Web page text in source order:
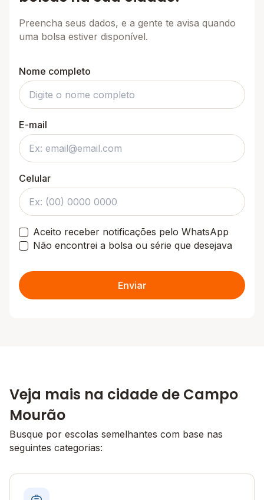
Preencha seus dados, e a gente te avisa quando
uma bolsa estiver disponível.
Nome completo
E-mail
Celular
Aceito receber notificações pelo WhatsApp
Não encontrei a bolsa ou série que desejava
Enviar
Veja mais na cidade de Campo
Mourão
Busque por escolas semelhantes com base nas
seguintes categorias: